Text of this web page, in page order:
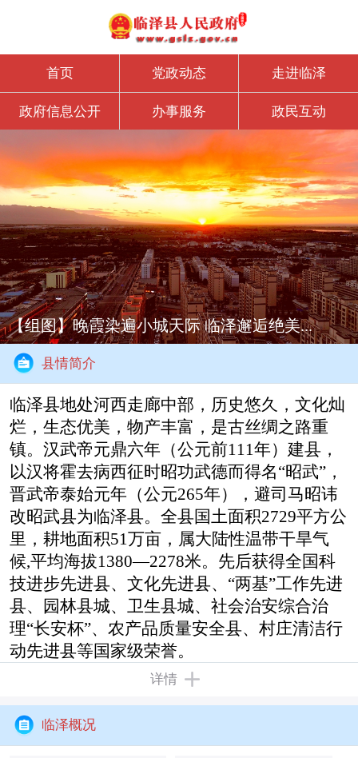
首页 党政动态 走进临泽
政府信息公开 办事服务 政民互动
【组图】晚霞染遍小城天际 临泽邂逅绝美...
县情简介
临泽县地处河西走廊中部，历史悠久，文化灿
烂，生态优美，物产丰富，是古丝绸之路重
镇。汉武帝元鼎六年（公元前111年）建县，
以汉将霍去病西征时昭功武德而得名“昭武”，
晋武帝泰始元年（公元265年），避司马昭讳
改昭武县为临泽县。全县国土面积2729平方公
里，耕地面积51万亩，属大陆性温带干旱气
候,平均海拔1380—2278米。先后获得全国科
技进步先进县、文化先进县、“两基”工作先进
县、园林县城、卫生县城、社会治安综合治
理“长安杯”、农产品质量安全县、村庄清洁行
动先进县等国家级荣誉。
详情
临泽概况